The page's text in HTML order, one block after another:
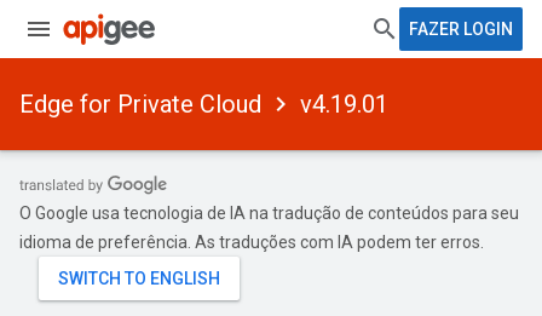
FAZER LOGIN
Edge for Private Cloud v4.19.01
O Google usa tecnologia de IA na tradução de conteúdos para seu
idioma de preferência. As traduções com IA podem ter erros.